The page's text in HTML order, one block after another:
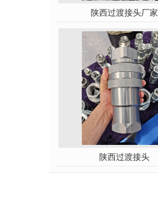
陕西过渡接头厂家
陕西过渡接头